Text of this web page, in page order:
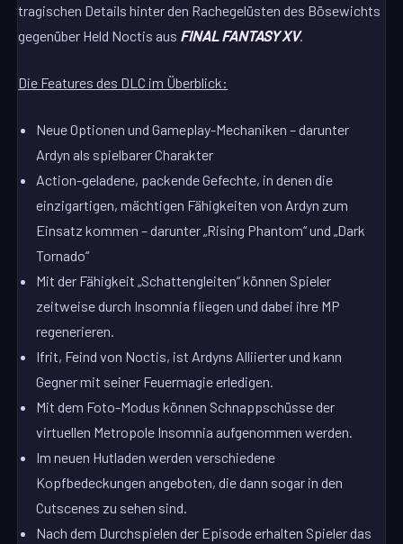
tragischen Details hinter den Rachegelüsten des Bösewichts
gegenüber Held Noctis aus FINAL FANTASY XV.
Die Features des DLC im Überblick:
Neue Optionen und Gameplay-Mechaniken – darunter
Ardyn als spielbarer Charakter
Action-geladene, packende Gefechte, in denen die
einzigartigen, mächtigen Fähigkeiten von Ardyn zum
Einsatz kommen – darunter „Rising Phantom“ und „Dark
Tornado“
Mit der Fähigkeit „Schattengleiten“ können Spieler
zeitweise durch Insomnia fliegen und dabei ihre MP
regenerieren.
Ifrit, Feind von Noctis, ist Ardyns Alliierter und kann
Gegner mit seiner Feuermagie erledigen.
Mit dem Foto-Modus können Schnappschüsse der
virtuellen Metropole Insomnia aufgenommen werden.
Im neuen Hutladen werden verschiedene
Kopfbedeckungen angeboten, die dann sogar in den
Cutscenes zu sehen sind.
Nach dem Durchspielen der Episode erhalten Spieler das